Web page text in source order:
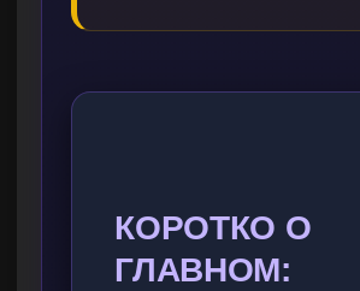
КОРОТКО О
ГЛАВНОМ: